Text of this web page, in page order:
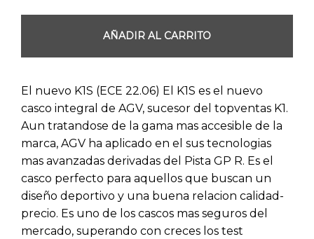
AÑADIR AL CARRITO
El nuevo K1S (ECE 22.06) El K1S es el nuevo
casco integral de AGV, sucesor del topventas K1.
Aun tratandose de la gama mas accesible de la
marca, AGV ha aplicado en el sus tecnologias
mas avanzadas derivadas del Pista GP R. Es el
casco perfecto para aquellos que buscan un
diseño deportivo y una buena relacion calidad-
precio. Es uno de los cascos mas seguros del
mercado, superando con creces los test